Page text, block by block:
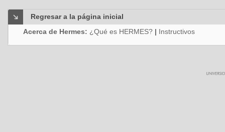
Regresar a la página inicial
Acerca de Hermes: ¿Qué es HERMES? | Instructivos